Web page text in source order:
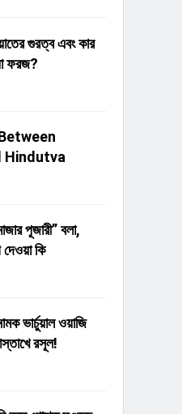
গুরত্ব এবং কার
ফরজ?
Hindutva
পূজারী” বলা,
দেওয়া কি
ভার্চুয়াল ওয়াজি
রসূল!